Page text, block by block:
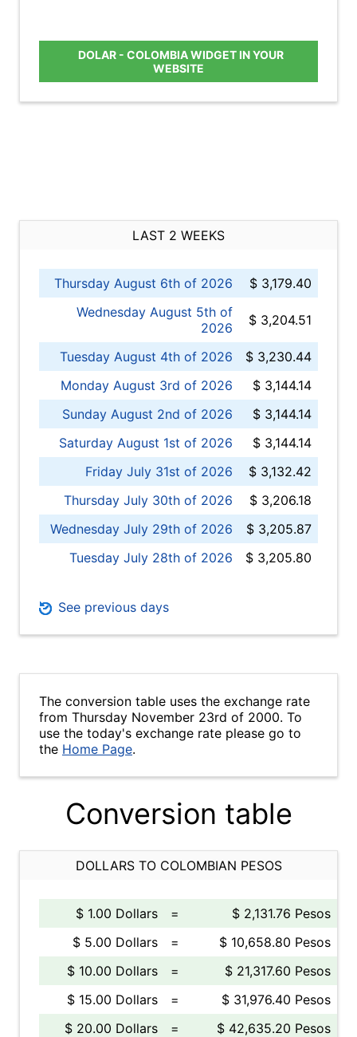
DOLAR - COLOMBIA WIDGET IN YOUR
WEBSITE
LAST 2 WEEKS
Thursday August 6th of 2026
$ 3,179.40
Wednesday August 5th of
2026
$ 3,204.51
Tuesday August 4th of 2026
$ 3,230.44
Monday August 3rd of 2026
$ 3,144.14
Sunday August 2nd of 2026
$ 3,144.14
Saturday August 1st of 2026
$ 3,144.14
Friday July 31st of 2026
$ 3,132.42
Thursday July 30th of 2026
$ 3,206.18
Wednesday July 29th of 2026
$ 3,205.87
Tuesday July 28th of 2026
$ 3,205.80
See previous days
The conversion table uses the exchange rate
from Thursday November 23rd of 2000. To
use the today's exchange rate please go to
the Home Page.
Conversion table
DOLLARS TO COLOMBIAN PESOS
$ 1.00 Dollars =
$ 2,131.76 Pesos
$ 5.00 Dollars
=
$ 10,658.80 Pesos
$ 10.00 Dollars
=
$ 21,317.60 Pesos
$ 15.00 Dollars
=
$ 31,976.40 Pesos
$ 20.00 Dollars
=
$ 42,635.20 Pesos